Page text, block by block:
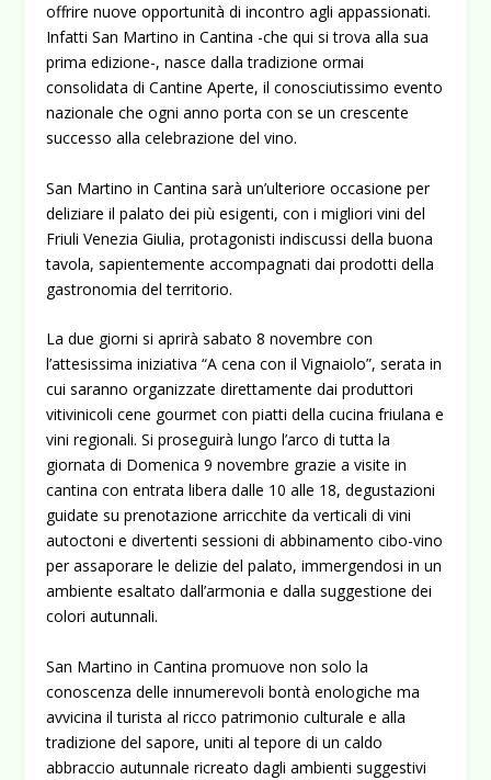
offrire nuove opportunità di incontro agli appassionati.
Infatti San Martino in Cantina -che qui si trova alla sua
prima edizione-, nasce dalla tradizione ormai
consolidata di Cantine Aperte, il conosciutissimo evento
nazionale che ogni anno porta con se un crescente
successo alla celebrazione del vino.
San Martino in Cantina sarà un’ulteriore occasione per
deliziare il palato dei più esigenti, con i migliori vini del
Friuli Venezia Giulia, protagonisti indiscussi della buona
tavola, sapientemente accompagnati dai prodotti della
gastronomia del territorio.
La due giorni si aprirà sabato 8 novembre con
l’attesissima iniziativa “A cena con il Vignaiolo”, serata in
cui saranno organizzate direttamente dai produttori
vitivinicoli cene gourmet con piatti della cucina friulana e
vini regionali. Si proseguirà lungo l’arco di tutta la
giornata di Domenica 9 novembre grazie a visite in
cantina con entrata libera dalle 10 alle 18, degustazioni
guidate su prenotazione arricchite da verticali di vini
autoctoni e divertenti sessioni di abbinamento cibo-vino
per assaporare le delizie del palato, immergendosi in un
ambiente esaltato dall’armonia e dalla suggestione dei
colori autunnali.
San Martino in Cantina promuove non solo la
conoscenza delle innumerevoli bontà enologiche ma
avvicina il turista al ricco patrimonio culturale e alla
tradizione del sapore, uniti al tepore di un caldo
abbraccio autunnale ricreato dagli ambienti suggestivi